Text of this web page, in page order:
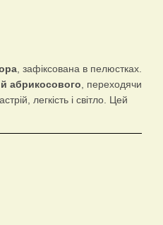
, зафіксована в пелюстках.
абрикосового , переходячи
легкість і світло. Цей